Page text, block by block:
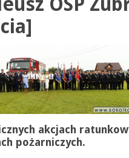
OSP
akcjach
pożarniczych.